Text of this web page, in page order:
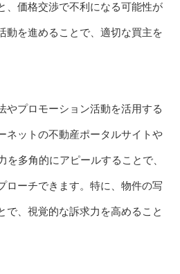
、価格交渉で不利になる可能性が
動を進めることで、適切な買主を
やプロモーション活動を活用する
ネットの不動産ポータルサイトや
を多角的にアピールすることで、
ローチできます。特に、物件の写
で、視覚的な訴求力を高めること